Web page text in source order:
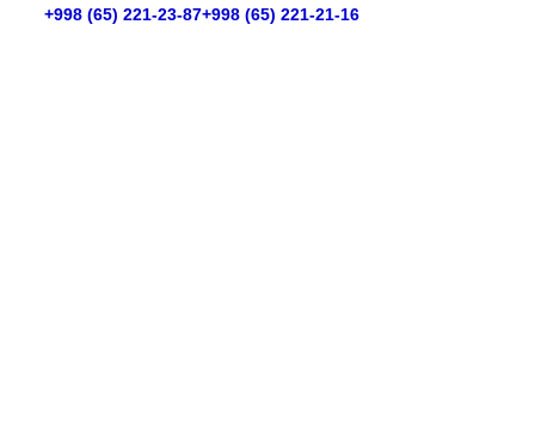
+998 (65) 221-23-87+998 (65) 221-21-16